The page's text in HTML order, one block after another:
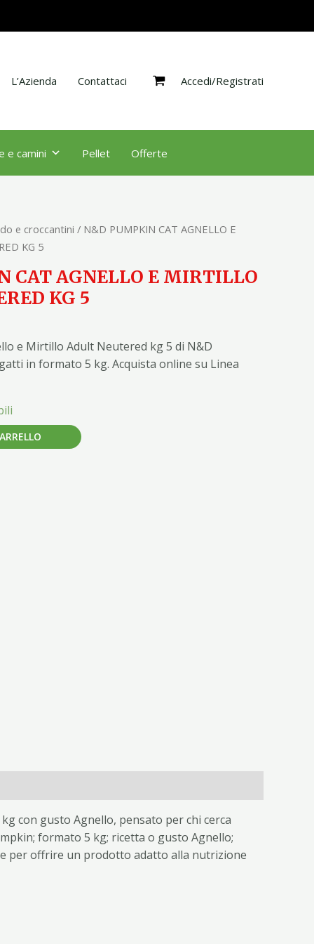
L’Azienda Contattaci Accedi/Registrati
e camini Pellet Offerte
e croccantini / N&D PUMPKIN CAT AGNELLO E
KG 5
CAT AGNELLO E MIRTILLO
KG 5
e Mirtillo Adult Neutered kg 5 di N&D
in formato 5 kg. Acquista online su Linea
con gusto Agnello, pensato per chi cerca
formato 5 kg; ricetta o gusto Agnello;
per offrire un prodotto adatto alla nutrizione
E
NEUTERED
quantità